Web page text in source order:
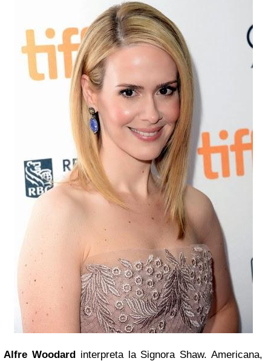
Alfre Woodardinterpreta la Signora Shaw. Americana,